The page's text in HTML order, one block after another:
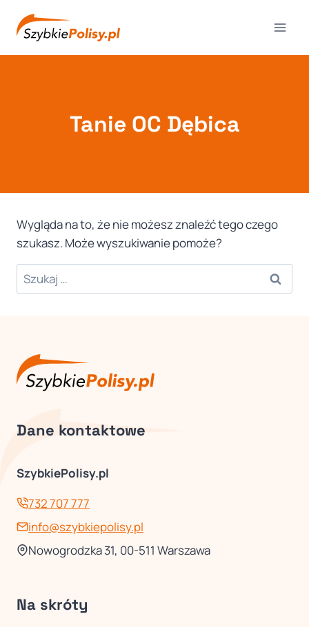
Tanie OC Dębica
Wygląda na to, że nie możesz znaleźć tego czego
szukasz. Może wyszukiwanie pomoże?
Szukaj:
Dane kontaktowe
SzybkiePolisy.pl
732 707 777
info@szybkiepolisy.pl
Nowogrodzka 31, 00-511 Warszawa
Na skróty